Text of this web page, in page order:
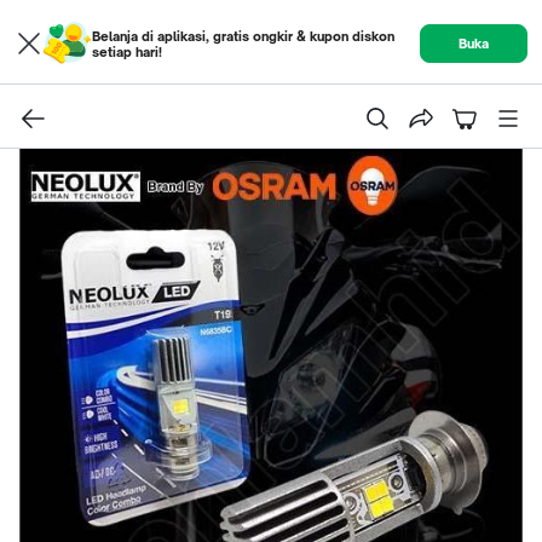
Belanja di aplikasi, gratis ongkir & kupon diskon
setiap hari!
Buka